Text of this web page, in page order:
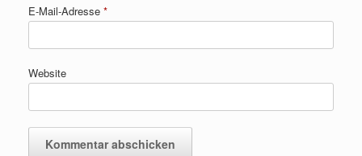
E-Mail-Adresse *
Website